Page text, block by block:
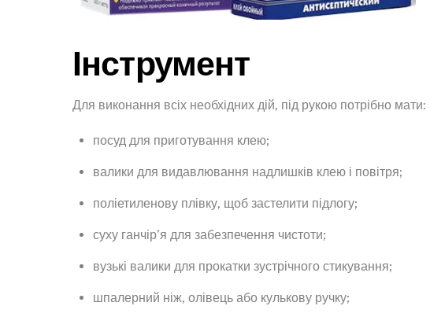
Інструмент
Для виконання всіх необхідних дій, під рукою потрібно мати:
посуд для приготування клею;
валики для видавлювання надлишків клею і повітря;
поліетиленову плівку, щоб застелити підлогу;
суху ганчір’я для забезпечення чистоти;
вузькі валики для прокатки зустрічного стикування;
шпалерний ніж, олівець або кулькову ручку;